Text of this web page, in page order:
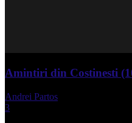
Amintiri din Costinesti
Andrei Partos
3